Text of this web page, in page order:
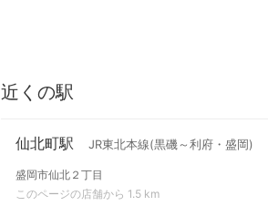
近くの駅
仙北町駅 JR東北本線(黒磯～利府・盛岡)
盛岡市仙北２丁目
このページの店舗から 1.5 km